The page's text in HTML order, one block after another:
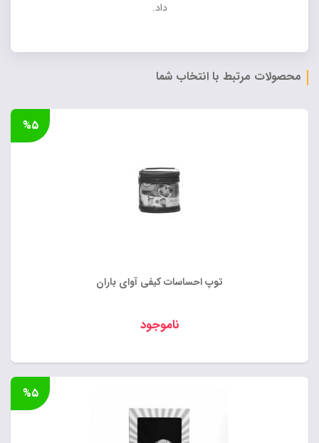
داد.
محصولات مرتبط با انتخاب شما
توپ احساسات کیفی آوای باران
ناموجود
%۵
%۵